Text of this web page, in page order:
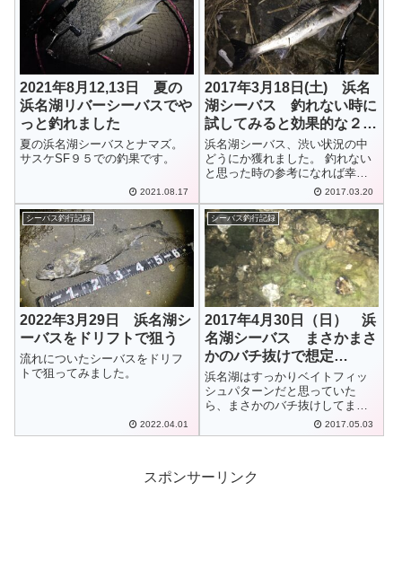
2021年8月12,13日 夏の
浜名湖リバーシーバスでや
っと釣れました
夏の浜名湖シーバスとナマズ。
サスケSF９５での釣果です。
2021.08.17
2017年3月18日(土) 浜名
湖シーバス 釣れない時に
試してみると効果的な２つ
の事
浜名湖シーバス、渋い状況の中
どうにか獲れました。 釣れない
と思った時の参考になれば幸い
2017.03.20
シーバス釣行記録
2022年3月29日 浜名湖シ
ーバスをドリフトで狙う
流れについたシーバスをドリフ
トで狙ってみました。
2022.04.01
シーバス釣行記録
2017年4月30日（日） 浜
名湖シーバス まさかまさ
かのバチ抜けで想定
外・・・
浜名湖はすっかりベイトフィッ
シュパターンだと思っていた
ら、まさかのバチ抜けしてまし
2017.05.03
スポンサーリンク